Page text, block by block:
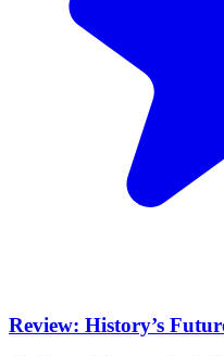
Review: History’s